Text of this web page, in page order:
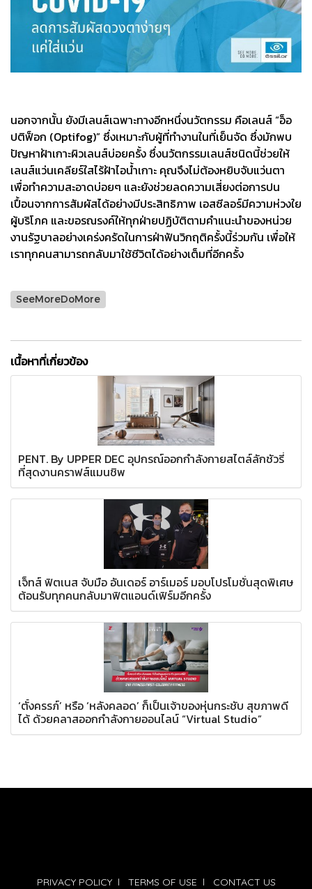
นอกจากนั้น ยังมีเลนส์เฉพาะทางอีกหนึ่งนวัตกรรม คือเลนส์ “อ็อ
ปติฟ็อก (Optifog)” ซึ่งเหมาะกับผู้ที่ทำงานในที่เย็นจัด ซึ่งมักพบ
ปัญหาฝ้าเกาะผิวเลนส์บ่อยครั้ง ซึ่งนวัตกรรมเลนส์ชนิดนี้ช่วยให้
เลนส์แว่นเคลียร์ใสไร้ฝ้าไอน้ำเกาะ คุณจึงไม่ต้องหยิบจับแว่นตา
เพื่อทำความสะอาดบ่อยๆ และยังช่วยลดความเสี่ยงต่อการปน
เปื้อนจากการสัมผัสได้อย่างมีประสิทธิภาพ เอสซีลอร์มีความห่วงใย
ผู้บริโภค และขอรณรงค์ให้ทุกฝ่ายปฏิบัติตามคำแนะนำของหน่วย
งานรัฐบาลอย่างเคร่งครัดในการฝ่าฟันวิกฤติครั้งนี้ร่วมกัน เพื่อให้
เราทุกคนสามารถกลับมาใช้ชีวิตได้อย่างเต็มที่อีกครั้ง
SeeMoreDoMore
เนื้อหาที่เกี่ยวข้อง
PENT. By UPPER DEC อุปกรณ์ออกกำลังกายสไตล์ลักชัวรี่
ที่สุดงานคราฟส์แมนชิพ
เจ็ทส์ ฟิตเนส จับมือ อันเดอร์ อาร์เมอร์ มอบโปรโมชั่นสุดพิเศษ
ต้อนรับทุกคนกลับมาฟิตแอนด์เฟิร์มอีกครั้ง
‘ตั้งครรภ์’ หรือ ‘หลังคลอด’ ก็เป็นเจ้าของหุ่นกระชับ สุขภาพดี
ได้ ด้วยคลาสออกกำลังกายออนไลน์ “Virtual Studio”
PRIVACY POLICYl TERMS OF USE l CONTACT US